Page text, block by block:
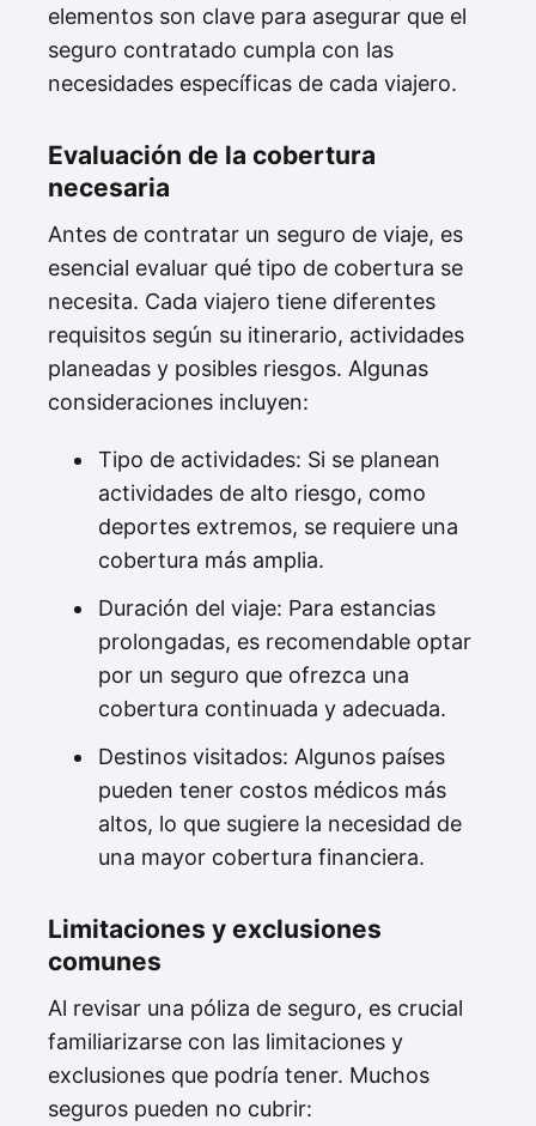
elementos son clave para asegurar que el
seguro contratado cumpla con las
necesidades específicas de cada viajero.
Evaluación de la cobertura
necesaria
Antes de contratar un seguro de viaje, es
esencial evaluar qué tipo de cobertura se
necesita. Cada viajero tiene diferentes
requisitos según su itinerario, actividades
planeadas y posibles riesgos. Algunas
consideraciones incluyen:
Tipo de actividades: Si se planean
actividades de alto riesgo, como
deportes extremos, se requiere una
cobertura más amplia.
Duración del viaje: Para estancias
prolongadas, es recomendable optar
por un seguro que ofrezca una
cobertura continuada y adecuada.
Destinos visitados: Algunos países
pueden tener costos médicos más
altos, lo que sugiere la necesidad de
una mayor cobertura financiera.
Limitaciones y exclusiones
comunes
Al revisar una póliza de seguro, es crucial
familiarizarse con las limitaciones y
exclusiones que podría tener. Muchos
seguros pueden no cubrir: